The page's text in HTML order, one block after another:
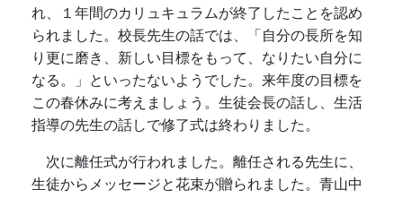
れ、１年間のカリュキュラムが終了したことを認め
られました。校長先生の話では、「自分の長所を知
り更に磨き、新しい目標をもって、なりたい自分に
なる。」といったないようでした。来年度の目標を
この春休みに考えましょう。生徒会長の話し、生活
指導の先生の話しで修了式は終わりました。
次に離任式が行われました。離任される先生に、
生徒からメッセージと花束が贈られました。青山中